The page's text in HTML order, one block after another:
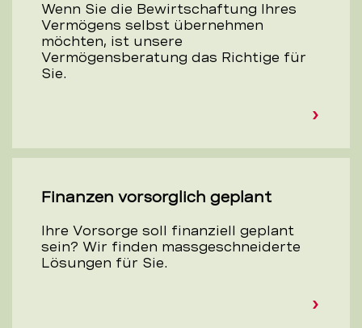
Wenn Sie die Bewirtschaftung Ihres
Vermögens selbst übernehmen
möchten, ist unsere
Vermögensberatung das Richtige für
Sie.
Finanzen vorsorglich geplant
Ihre Vorsorge soll finanziell geplant
sein? Wir finden massgeschneiderte
Lösungen für Sie.